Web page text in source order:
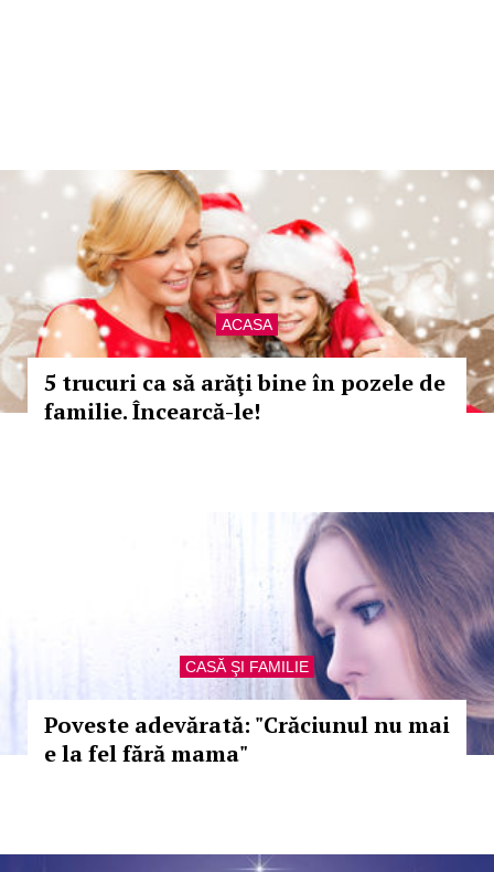
ACASA
5 trucuri ca să arăţi bine în pozele de
familie. Încearcă-le!
CASĂ ŞI FAMILIE
Poveste adevărată: "Crăciunul nu mai
e la fel fără mama"